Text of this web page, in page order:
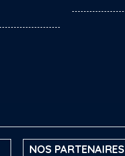
NOS PARTENAIRES